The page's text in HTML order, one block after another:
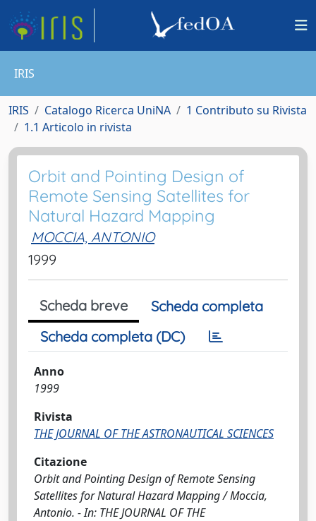
IRIS
IRIS Catalogo Ricerca UniNA
1 Contributo su Rivista
1.1 Articolo in rivista
Orbit and Pointing Design of
Remote Sensing Satellites for
Natural Hazard Mapping
MOCCIA, ANTONIO
1999
Scheda breve
Scheda completa
Scheda completa (DC)
Anno
1999
Rivista
THE JOURNAL OF THE ASTRONAUTICAL SCIENCES
Citazione
Orbit and Pointing Design of Remote Sensing
Satellites for Natural Hazard Mapping / Moccia,
Antonio. - In: THE JOURNAL OF THE